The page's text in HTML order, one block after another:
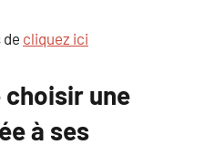
cliquez ici
choisir une
à ses